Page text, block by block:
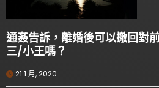
通姦告訴，離婚後可以撤回對
三/小王嗎？
21 1 月, 2020